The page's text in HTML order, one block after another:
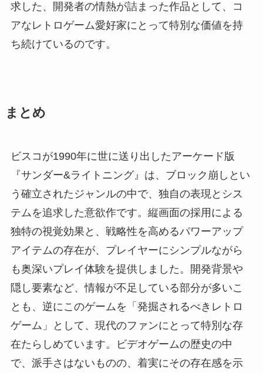
求した、開発者の情熱が詰まった作品として、コ
アなレトロゲーム愛好家にとって特別な価値を持
ち続けているのです。
まとめ
ビスコが1990年に世に送り出したアーケード版
『サンダー&ライトニング』は、ブロック崩しとい
う確立されたジャンルの中で、独自の表現とシス
テムを追求した意欲作です。縦画面の採用による
独特の視覚効果と、戦略性を高めるパワーアップ
アイテムの存在が、プレイヤーにシンプルながら
も奥深いプレイ体験を提供しました。開発背景や
隠し要素など、情報が不足している部分が多いこ
とも、逆にこのゲームを「発掘されるべきレトロ
ゲーム」として、現代のファンにとって特別な存
在たらしめています。ビデオゲームの歴史の中
で、派手さはないものの、着実にその存在感を示